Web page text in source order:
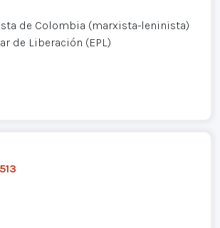
de Colombia (marxista-leninista)
de Liberación (EPL)